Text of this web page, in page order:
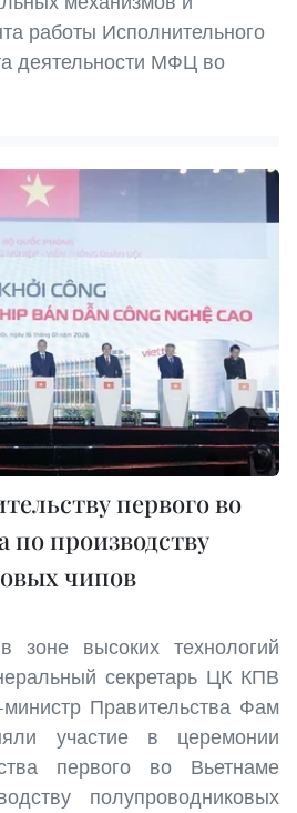
работы Исполнительного
деятельности МФЦ во
первого во
по производству
чипов
зоне высоких технологий
секретарь ЦК КПВ
Правительства Фам
участие в церемонии
первого во Вьетнаме
полупроводниковых